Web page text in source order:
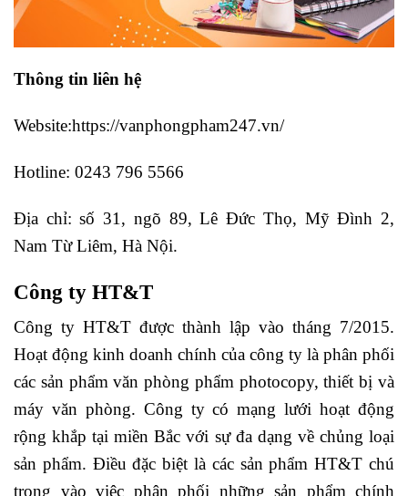
Thông tin liên hệ
Website:https://vanphongpham247.vn/
Hotline: 0243 796 5566
Địa chỉ: số 31, ngõ 89, Lê Đức Thọ, Mỹ Đình 2,
Nam Từ Liêm, Hà Nội.
Công ty HT&T
Công ty HT&T được thành lập vào tháng 7/2015.
Hoạt động kinh doanh chính của công ty là phân phối
các sản phẩm văn phòng phẩm photocopy, thiết bị và
máy văn phòng. Công ty có mạng lưới hoạt động
rộng khắp tại miền Bắc với sự đa dạng về chủng loại
sản phẩm. Điều đặc biệt là các sản phẩm HT&T chú
trọng vào việc phân phối những sản phẩm chính